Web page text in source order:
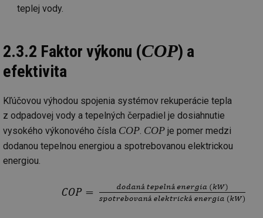
teplej vody.
2.3.2 Faktor výkonu (COP) a
efektivita
Kľúčovou výhodou spojenia systémov rekuperácie tepla
z odpadovej vody a tepelných čerpadiel je dosiahnutie
vysokého výkonového čísla COP COP je pomer medzi
dodanou tepelnou energiou a spotrebovanou elektrickou
energiou.